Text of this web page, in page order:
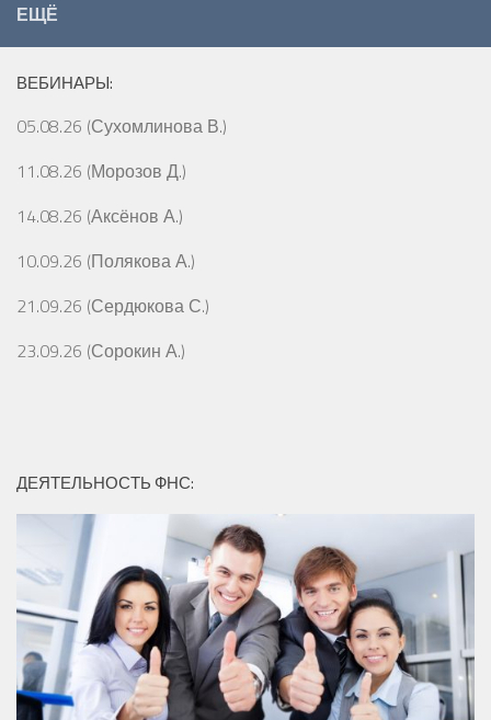
ЕЩЁ
ВЕБИНАРЫ:
05.08.26 (Сухомлинова В.)
11.08.26 (Морозов Д.)
14.08.26 (Аксёнов А.)
10.09.26 (Полякова А.)
21.09.26 (Сердюкова С.)
23.09.26 (Сорокин А.)
ДЕЯТЕЛЬНОСТЬ ФНС: